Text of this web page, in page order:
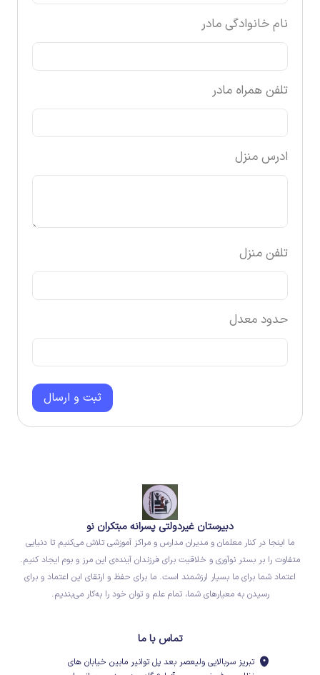
نام خانوادگی مادر
تلفن همراه مادر
ادرس منزل
تلفن منزل
حدود معدل
ثبت و ارسال
دبیرستان غیردولتی پسرانه مبتکران نو
ما اینجا در کنار معلمان و مدیران مدارس و مراکز آموزشی تلاش می‌کنیم تا دنیایی
متفاوت را بر بستر نوآوری و خلاقیت برای فرزندان آینده‌ی این مرز و بوم ایجاد کنیم.
اعتماد شما برای ما بسیار ارزشمند است. ما برای حفظ و ارتقای این اعتماد و برای
رسیدن به معیارهای شما، تمام علم و توان خود را به‌کار می‌بندیم.
تماس با ما
تبریز سربالایی ولیعصر بعد پل توانیر مابین خیابان های